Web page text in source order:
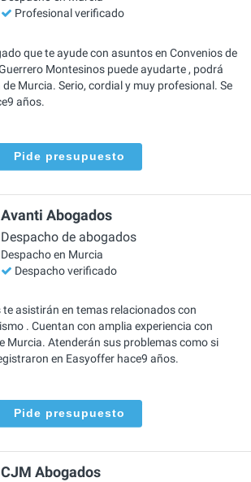
Profesional verificado
que te ayude con asuntos en Convenios de
Montesinos puede ayudarte , podrá
Murcia. Serio, cordial y muy profesional. Se
años.
Pide presupuesto
Avanti Abogados
Despacho de abogados
Despacho en Murcia
Despacho verificado
asistirán en temas relacionados con
. Cuentan con amplia experiencia con
Murcia. Atenderán sus problemas como si
en Easyoffer hace9 años.
Pide presupuesto
CJM Abogados